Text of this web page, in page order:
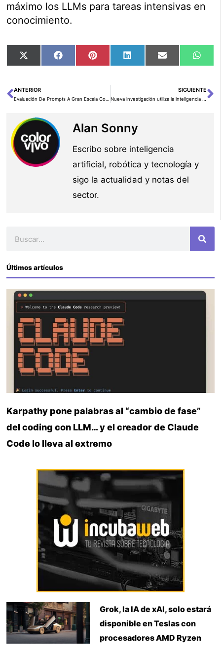
máximo los LLMs para tareas intensivas en
conocimiento.
Compartir
en
X
Compartir
en
FacebookCompartir
en
PinterestCompartir
en
LinkedInCompartir
en
Email
en
Ant
ANTERIOR SIGUIENTE
Alan Sonny
Escribo sobre inteligencia
artificial, robótica y tecnología y
sigo la actualidad y notas del
sector.
Últimos artículos
Karpathy pone palabras al “cambio de fase”
del coding con LLM… y el creador de Claude
Code lo lleva al extremo
Grok, la IA de xAI, solo estará
disponible en Teslas con
procesadores AMD Ryzen